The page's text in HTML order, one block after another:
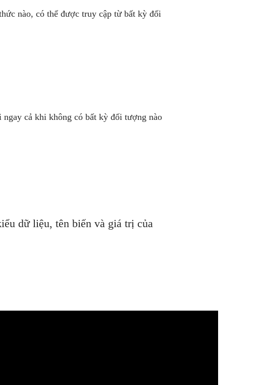
nào, có thể được truy cập từ bất kỳ đối
cả khi không có bất kỳ đối tượng nào
dữ liệu, tên biến và giá trị của